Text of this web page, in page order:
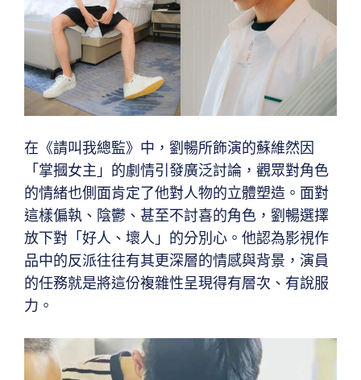
在《請叫我總監》中，劉暢所飾演的蘇維然因
「掌摑女主」的劇情引發廣泛討論，觀眾對角色
的情緒也側面肯定了他對人物的立體塑造。面對
這樣偏執、陰鬱、甚至不討喜的角色，劉暢選擇
放下對「好人、壞人」的分別心。他認為影視作
品中的反派往往有其更深層的情感與背景，演員
的任務就是將這份複雜性呈現得有層次、有說服
力。